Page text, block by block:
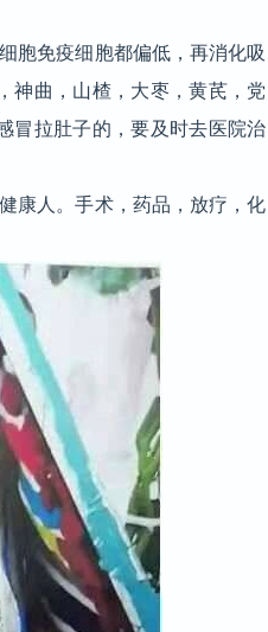
胞免疫细胞都偏低，再消化吸
神曲，山楂，大枣，黄芪，党
冒拉肚子的，要及时去医院治
康人。手术，药品，放疗，化